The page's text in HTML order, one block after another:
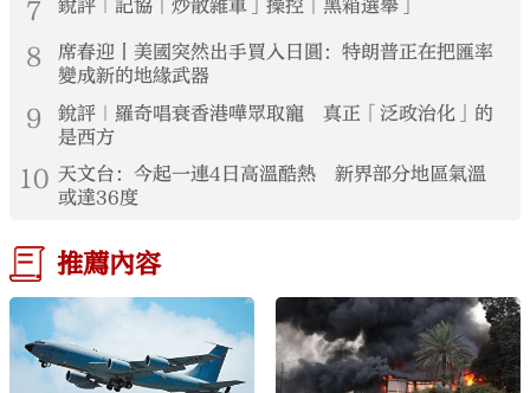
7 銳評｜記協「炒散雜軍」操控「黑箱選舉」
8
席春迎丨美國突然出手買入日圓：特朗普正在把匯率
變成新的地緣武器
9
銳評｜羅奇唱衰香港嘩眾取寵 真正「泛政治化」的
是西方
10 天文台：今起一連4日高溫酷熱 新界部分地區氣溫
或達36度
推薦內容